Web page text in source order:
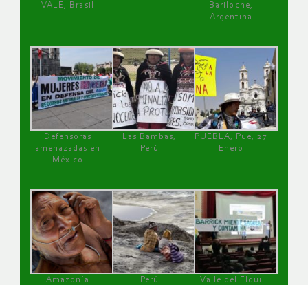
VALE, Brasil
Bariloche,
Argentina
Defensoras
amenazadas en
México
Las Bambas,
Perú
PUEBLA, Pue, 27
Enero
Amazonía
Perú
Valle del Elqui